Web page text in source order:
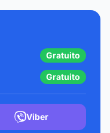
Gratuito
Gratuito
Viber